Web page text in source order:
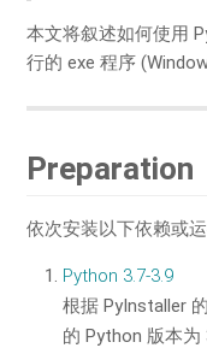
本文将叙述如何使用
行的 exe 程序
Preparation
依次安装以下依赖或运
Python 3.7-3.9
根据 PyInstaller
的 Python 版本为